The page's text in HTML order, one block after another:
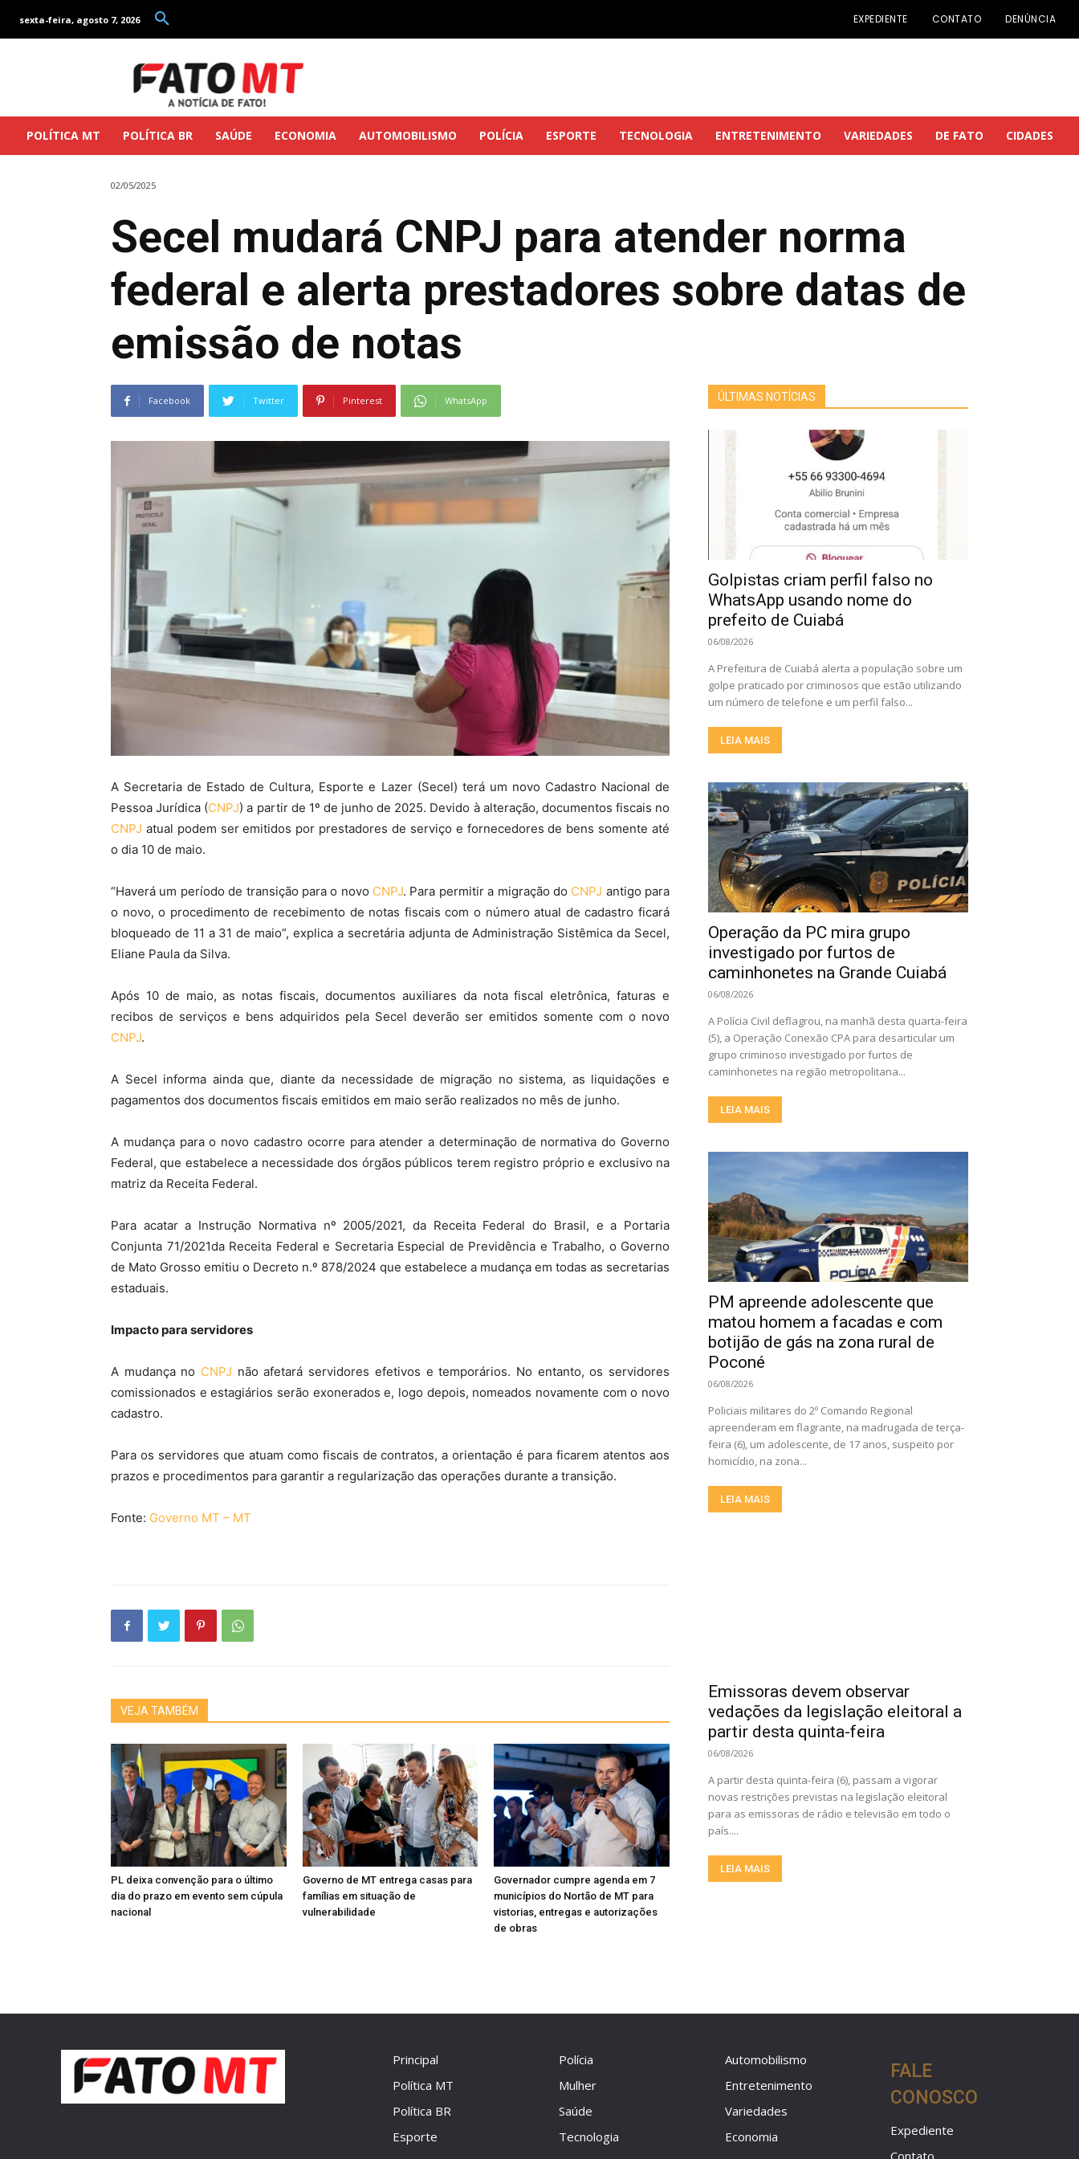
sexta-feira, agosto 7, 2026 EXPEDIENTE CONTATO DENÚNCIA
POLÍTICA MT POLÍTICA BR SAÚDE ECONOMIA AUTOMOBILISMO POLÍCIA ESPORTE TECNOLOGIA ENTRETENIMENTO VARIEDADES DE FATO CIDADES
02/05/2025
Secel mudará CNPJ para atender norma
federal e alerta prestadores sobre datas de
emissão de notas
Facebook Twitter Pinterest WhatsApp
A Secretaria de Estado de Cultura, Esporte e Lazer (Secel) terá um novo Cadastro Nacional de
Pessoa Jurídica (CNPJ) a partir de 1º de junho de 2025. Devido à alteração, documentos fiscais no
CNPJ atual podem ser emitidos por prestadores de serviço e fornecedores de bens somente até
o dia 10 de maio.
“Haverá um período de transição para o novo CNPJ. Para permitir a migração do CNPJ antigo para
o novo, o procedimento de recebimento de notas fiscais com o número atual de cadastro ficará
bloqueado de 11 a 31 de maio”, explica a secretária adjunta de Administração Sistêmica da Secel,
Eliane Paula da Silva.
Após 10 de maio, as notas fiscais, documentos auxiliares da nota fiscal eletrônica, faturas e
recibos de serviços e bens adquiridos pela Secel deverão ser emitidos somente com o novo
CNPJ.
A Secel informa ainda que, diante da necessidade de migração no sistema, as liquidações e
pagamentos dos documentos fiscais emitidos em maio serão realizados no mês de junho.
A mudança para o novo cadastro ocorre para atender a determinação de normativa do Governo
Federal, que estabelece a necessidade dos órgãos públicos terem registro próprio e exclusivo na
matriz da Receita Federal.
Para acatar a Instrução Normativa nº 2005/2021, da Receita Federal do Brasil, e a Portaria
Conjunta 71/2021da Receita Federal e Secretaria Especial de Previdência e Trabalho, o Governo
de Mato Grosso emitiu o Decreto n.º 878/2024 que estabelece a mudança em todas as secretarias
estaduais.
Impacto para servidores
A mudança no CNPJ não afetará servidores efetivos e temporários. No entanto, os servidores
comissionados e estagiários serão exonerados e, logo depois, nomeados novamente com o novo
cadastro.
Para os servidores que atuam como fiscais de contratos, a orientação é para ficarem atentos aos
prazos e procedimentos para garantir a regularização das operações durante a transição.
Fonte: Governo MT – MT
VEJA TAMBÉM
PL deixa convenção para o último
dia do prazo em evento sem cúpula
nacional
Governo de MT entrega casas para
famílias em situação de
vulnerabilidade
Governador cumpre agenda em 7
municípios do Nortão de MT para
vistorias, entregas e autorizações
de obras
ÚLTIMAS NOTÍCIAS
Golpistas criam perfil falso no
WhatsApp usando nome do
prefeito de Cuiabá
06/08/2026
A Prefeitura de Cuiabá alerta a população sobre um
golpe praticado por criminosos que estão utilizando
um número de telefone e um perfil falso...
LEIA MAIS
Operação da PC mira grupo
investigado por furtos de
caminhonetes na Grande Cuiabá
06/08/2026
A Polícia Civil deflagrou, na manhã desta quarta-feira
(5), a Operação Conexão CPA para desarticular um
grupo criminoso investigado por furtos de
caminhonetes na região metropolitana...
LEIA MAIS
PM apreende adolescente que
matou homem a facadas e com
botijão de gás na zona rural de
Poconé
06/08/2026
Policiais militares do 2º Comando Regional
apreenderam em flagrante, na madrugada de terça-
feira (6), um adolescente, de 17 anos, suspeito por
homicídio, na zona...
LEIA MAIS
Emissoras devem observar
vedações da legislação eleitoral a
partir desta quinta-feira
06/08/2026
A partir desta quinta-feira (6), passam a vigorar
novas restrições previstas na legislação eleitoral
para as emissoras de rádio e televisão em todo o
país....
LEIA MAIS
Principal
Política MT
Política BR
Esporte
Polícia
Mulher
Saúde
Tecnologia
Automobilismo
Entretenimento
Variedades
Economia
FALE
CONOSCO
Expediente